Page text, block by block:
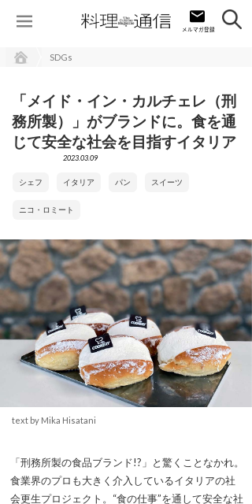
SDGs
「メイド・イン・カルチェレ（刑
務所製）」がブランドに。食を通
じて安全な社会を目指すイタリア
2023.03.09
シェフ イタリア パン スイーツ
ニコ・ロミート
text by Mika Hisatani
「刑務所製の食品ブランド!?」と驚くことなかれ。
食業界のプロも大きく介入しているイタリアの社
会更生プロジェクト。“食の仕事”を通して安全な社